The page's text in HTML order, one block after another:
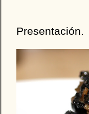
Presentación.